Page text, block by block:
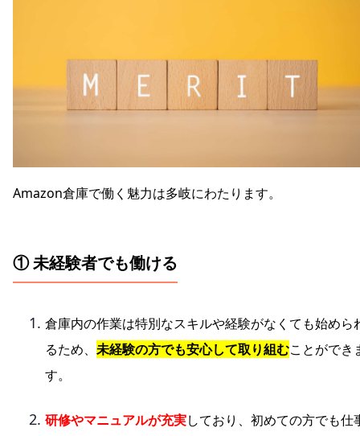
Amazon倉庫で働く魅力は多岐にわたります。
① 未経験者でも働ける
倉庫内の作業は特別なスキルや経験がなくても始めら
るため、 未経験の方でも安心して取り組むことができ
す。
研修やマニュアルが充実しており、初めての方でも仕